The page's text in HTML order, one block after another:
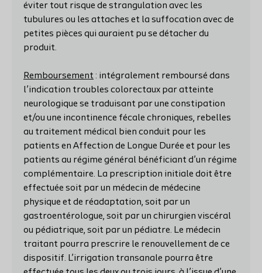
éviter tout risque de strangulation avec les
tubulures ou les attaches et la suffocation avec de
petites pièces qui auraient pu se détacher du
produit.
Remboursement : intégralement remboursé dans
l’indication troubles colorectaux par atteinte
neurologique se traduisant par une constipation
et/ou une incontinence fécale chroniques, rebelles
au traitement médical bien conduit pour les
patients en Affection de Longue Durée et pour les
patients au régime général bénéficiant d’un régime
complémentaire. La prescription initiale doit être
effectuée soit par un médecin de médecine
physique et de réadaptation, soit par un
gastroentérologue, soit par un chirurgien viscéral
ou pédiatrique, soit par un pédiatre. Le médecin
traitant pourra prescrire le renouvellement de ce
dispositif. L’irrigation transanale pourra être